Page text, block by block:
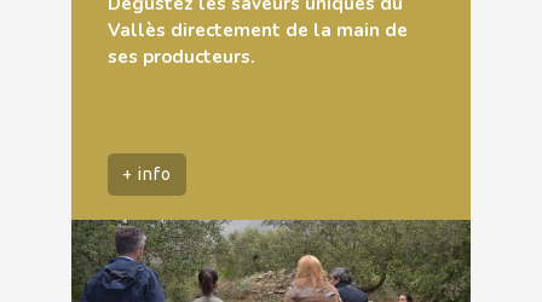
Vallès directement de la main de
ses producteurs.
+ info